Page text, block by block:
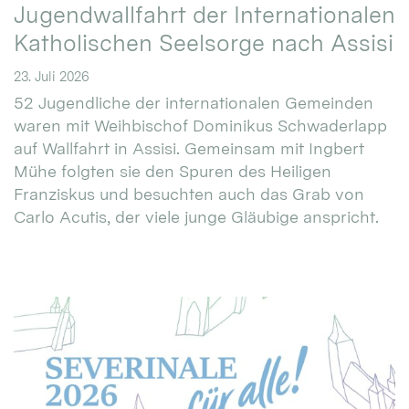
Jugendwallfahrt der Internationalen
Katholischen Seelsorge nach Assisi
23. Juli 2026
52 Jugendliche der internationalen Gemeinden
waren mit Weihbischof Dominikus Schwaderlapp
auf Wallfahrt in Assisi. Gemeinsam mit Ingbert
Mühe folgten sie den Spuren des Heiligen
Franziskus und besuchten auch das Grab von
Carlo Acutis, der viele junge Gläubige anspricht.